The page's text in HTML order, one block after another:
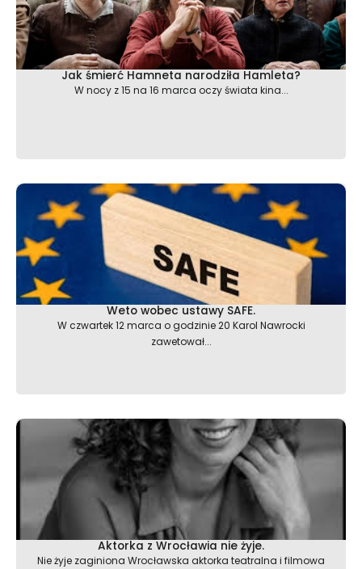
Jak śmierć Hamneta narodziła Hamleta?
W nocy z 15 na 16 marca oczy świata kina...
Weto wobec ustawy SAFE.
W czwartek 12 marca o godzinie 20 Karol Nawrocki
zawetował...
Aktorka z Wrocławia nie żyje.
Nie żyje zaginiona Wrocławska aktorka teatralna i filmowa